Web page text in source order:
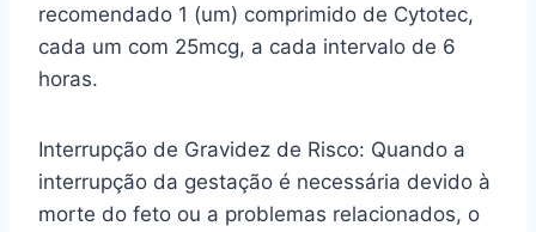
recomendado 1 (um) comprimido de Cytotec,
cada um com 25mcg, a cada intervalo de 6
horas.
Interrupção de Gravidez de Risco: Quando a
interrupção da gestação é necessária devido à
morte do feto ou a problemas relacionados, o